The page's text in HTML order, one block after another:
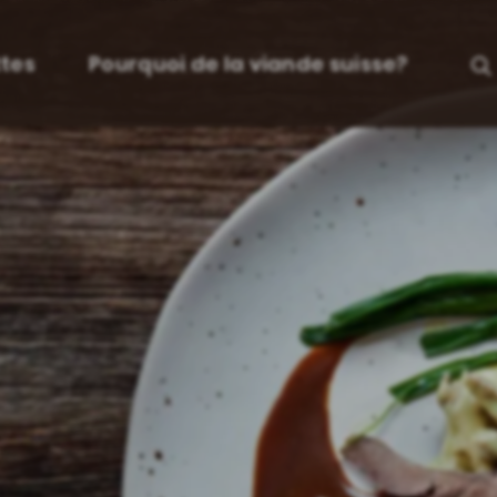
Pourquoi de la viande suisse?